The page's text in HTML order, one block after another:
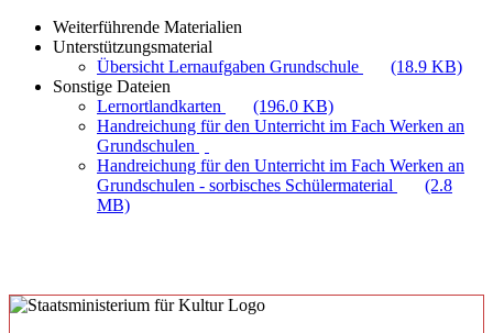
Weiterführende Materialien
Unterstützungsmaterial
Übersicht Lernaufgaben Grundschule
(18.9 KB)
Sonstige Dateien
Lernortlandkarten
(196.0 KB)
Handreichung für den Unterricht im Fach Werken an
Grundschulen
Handreichung für den Unterricht im Fach Werken an
Grundschulen - sorbisches Schülermaterial
(2.8
MB)